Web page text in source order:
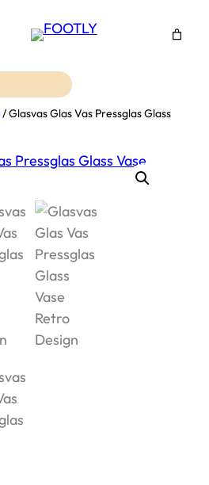
/ Glasvas Glas Vas Pressglas Glass